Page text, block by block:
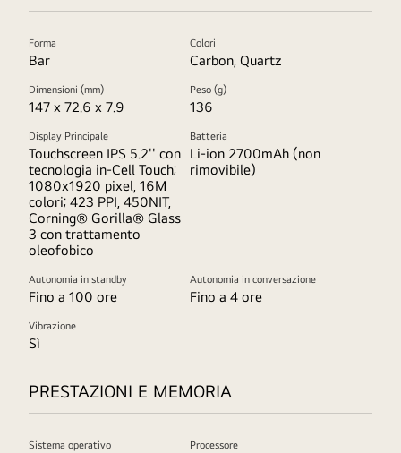
Forma
Bar
Colori
Carbon, Quartz
Dimensioni (mm)
147 x 72.6 x 7.9
Peso (g)
136
Display Principale
Touchscreen IPS 5.2'' con
tecnologia in-Cell Touch;
1080x1920 pixel, 16M
colori; 423 PPI, 450NIT,
Corning® Gorilla® Glass
3 con trattamento
oleofobico
Batteria
Li-ion 2700mAh (non
rimovibile)
Autonomia in standby
Fino a 100 ore
Autonomia in conversazione
Fino a 4 ore
Vibrazione
Sì
PRESTAZIONI E MEMORIA
Sistema operativo Processore